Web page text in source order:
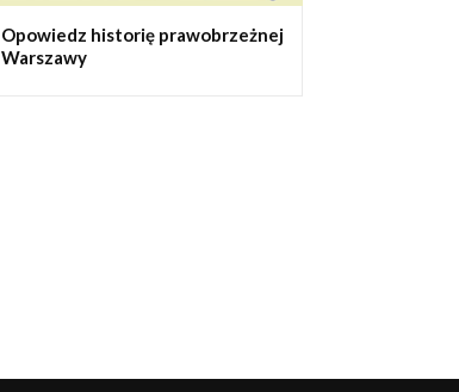
Opowiedz historię prawobrzeżnej
Warszawy